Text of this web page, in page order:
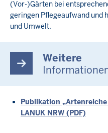
(Vor-)Gärten bei
geringen Pflegeaufwand und
und Umwelt.
Weitere
Publikation
LANUK NRW (PDF)